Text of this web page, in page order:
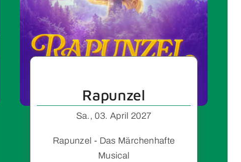
Rapunzel
Sa., 03. April 2027
Rapunzel - Das Märchenhafte
Musical